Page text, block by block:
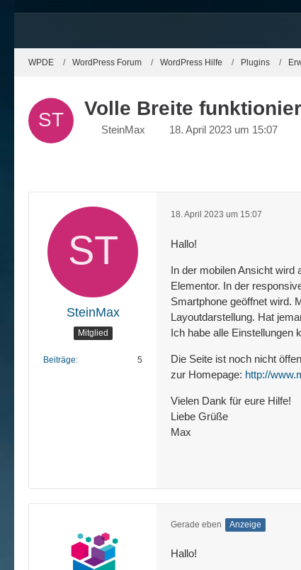
WPDE WordPress Forum WordPress Hilfe Plugins
Volle Breite
SteinMax 18. April 2023 um 15:07
SteinMax
Mitglied
Beiträge 5
18. April 2023 um 15:07
Hallo!
In der mobilen Ansicht wird
Elementor. In der
Smartphone geöffnet wird.
Layoutdarstellung. Hat
Ich habe alle Einstellungen
Die Seite ist noch nicht
zur Homepage: http://
Vielen Dank für eure Hilfe!
Liebe Grüße
Max
Gerade eben Anzeige
Hallo!